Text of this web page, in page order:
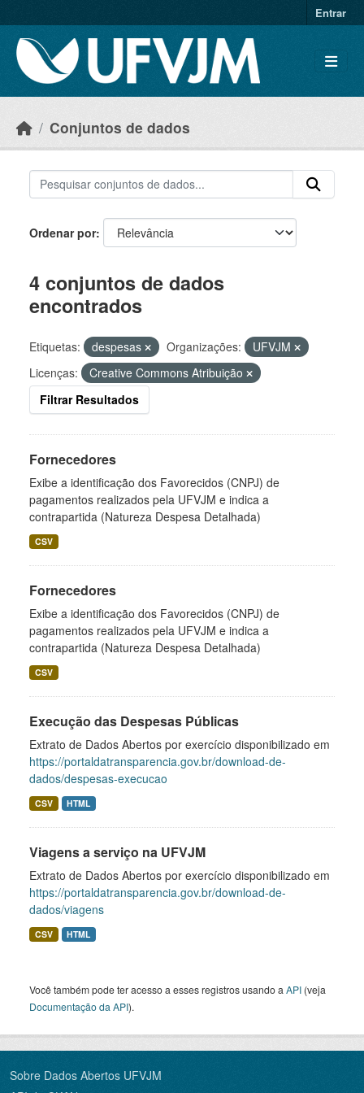
Entrar
Conjuntos de dados
Ordenar por
4 conjuntos de dados
encontrados
Etiquetas: despesas Organizações:
UFVJM
Licenças:
Creative Commons Atribuição
Filtrar Resultados
Fornecedores
Exibe a identificação dos Favorecidos (CNPJ) de
pagamentos realizados pela UFVJM e indica a
contrapartida (Natureza Despesa Detalhada)
CSV
Fornecedores
Exibe a identificação dos Favorecidos (CNPJ) de
pagamentos realizados pela UFVJM e indica a
contrapartida (Natureza Despesa Detalhada)
CSV
Execução das Despesas Públicas
Extrato de Dados Abertos por exercício disponibilizado em
https://portaldatransparencia.gov.br/download-de-
dados/despesas-execucao
CSV HTML
Viagens a serviço na UFVJM
Extrato de Dados Abertos por exercício disponibilizado em
https://portaldatransparencia.gov.br/download-de-
dados/viagens
CSV HTML
Você também pode ter acesso a esses registros usando a API (veja
Documentação da API).
Sobre Dados Abertos UFVJM